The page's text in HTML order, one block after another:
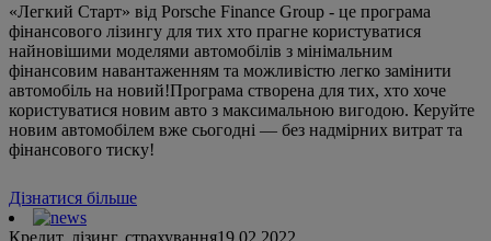
«Легкий Старт» від Porsche Finance Group - це програма
фінансового лізингу для тих хто прагне користуватися
найновішими моделями автомобілів з мінімальним
фінансовим навантаженням та можливістю легко замінити
автомобіль на новий!Програма створена для тих, хто хоче
користуватися новим авто з максимальною вигодою. Керуйте
новим автомобілем вже сьогодні — без надмірних витрат та
фінансового тиску!
Дізнатися більше
Кредит, лізинг, страхування19.02.2022